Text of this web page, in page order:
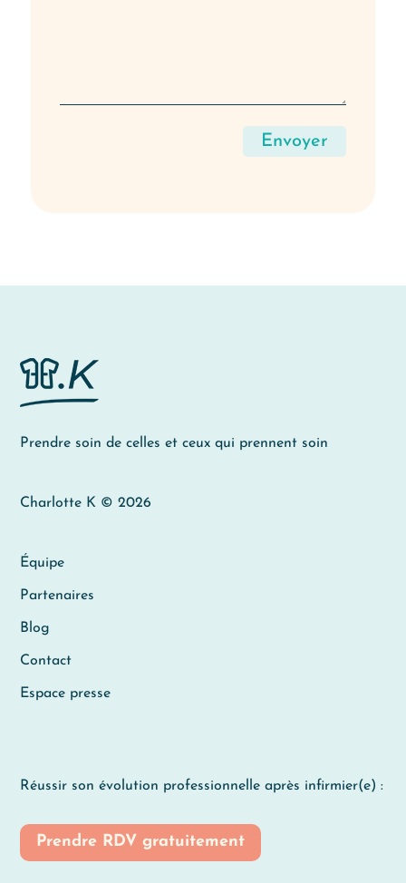
Envoyer
Prendre soin de celles et ceux qui prennent soin
Charlotte K © 2026
Équipe
Partenaires
Blog
Contact
Espace presse
Réussir son évolution professionnelle après infirmier(e) :
Prendre RDV gratuitement